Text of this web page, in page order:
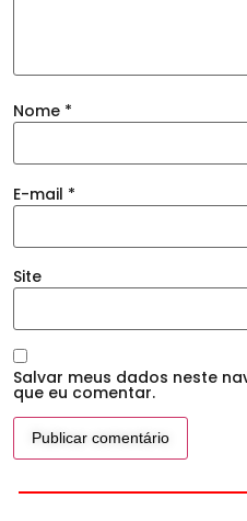
Nome *
E-mail *
Site
Salvar meus dados neste
que eu comentar.